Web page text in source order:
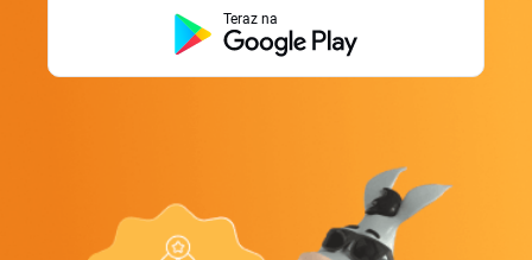
Teraz na